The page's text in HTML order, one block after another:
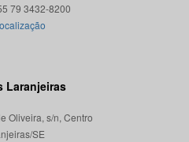
Laranjeiras
Oliveira, s/n, Centro
SE